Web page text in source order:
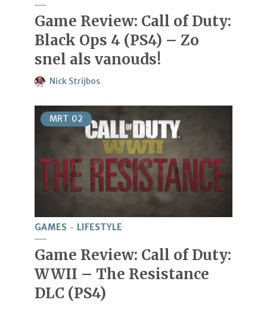
Game Review: Call of Duty:
Black Ops 4 (PS4) – Zo
snel als vanouds!
Nick Strijbos
MRT 02
GAMES LIFESTYLE
Game Review: Call of Duty:
WWII – The Resistance
DLC (PS4)